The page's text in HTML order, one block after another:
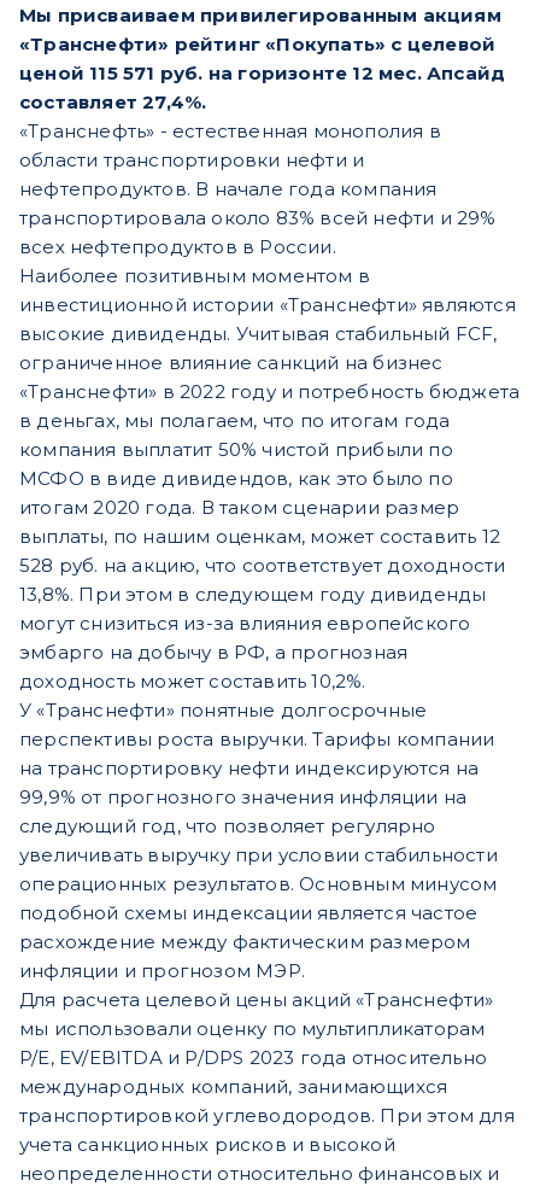
Мы присваиваем привилегированным акциям
«Транснефти» рейтинг «Покупать» с целевой
ценой 115 571 руб. на горизонте 12 мес. Апсайд
составляет 27,4%.
«Транснефть» - естественная монополия в
области транспортировки нефти и
нефтепродуктов. В начале года компания
транспортировала около 83% всей нефти и 29%
всех нефтепродуктов в России.
Наиболее позитивным моментом в
инвестиционной истории «Транснефти» являются
высокие дивиденды. Учитывая стабильный FCF,
ограниченное влияние санкций на бизнес
«Транснефти» в 2022 году и потребность бюджета
в деньгах, мы полагаем, что по итогам года
компания выплатит 50% чистой прибыли по
МСФО в виде дивидендов, как это было по
итогам 2020 года. В таком сценарии размер
выплаты, по нашим оценкам, может составить 12
528 руб. на акцию, что соответствует доходности
13,8%. При этом в следующем году дивиденды
могут снизиться из-за влияния европейского
эмбарго на добычу в РФ, а прогнозная
доходность может составить 10,2%.
У «Транснефти» понятные долгосрочные
перспективы роста выручки. Тарифы компании
на транспортировку нефти индексируются на
99,9% от прогнозного значения инфляции на
следующий год, что позволяет регулярно
увеличивать выручку при условии стабильности
операционных результатов. Основным минусом
подобной схемы индексации является частое
расхождение между фактическим размером
инфляции и прогнозом МЭР.
Для расчета целевой цены акций «Транснефти»
мы использовали оценку по мультипликаторам
P/E, EV/EBITDA и P/DPS 2023 года относительно
международных компаний, занимающихся
транспортировкой углеводородов. При этом для
учета санкционных рисков и высокой
неопределенности относительно финансовых и